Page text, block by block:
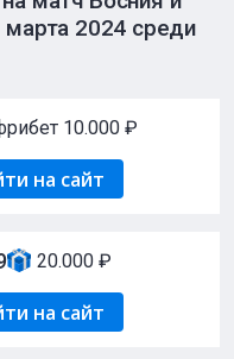
марта 2024 среди
10.000 ₽
на сайт
20.000 ₽
на сайт